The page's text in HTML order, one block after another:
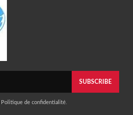
SUBSCRIBE
Politique de confidentialité